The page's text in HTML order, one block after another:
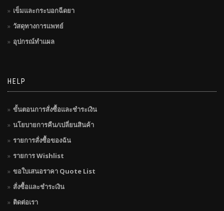
เข็มและกระบอกฉีดยา
วัสดุทางการแพทย์
อุปกรณ์ทำแผล
HELP
ขั้นตอนการสั่งซื้อและชำระเงิน
นโยบายการคืน/เปลี่ยนสินค้า
รายการสั่งซื้อของฉัน
รายการ Wishlist
ขอใบเสนอราคา Quote List
สั่งซื้อและชำระเงิน
ติดต่อเรา